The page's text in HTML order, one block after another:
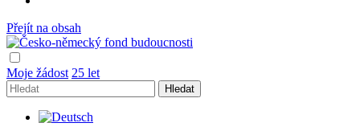
Přejít na obsah
Hlavní
navigace
Moje žádost 25 let
Hledat